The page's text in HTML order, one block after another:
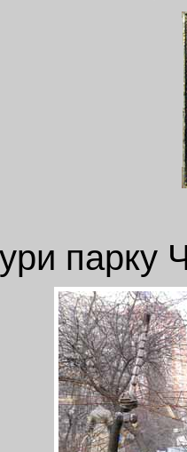
парку